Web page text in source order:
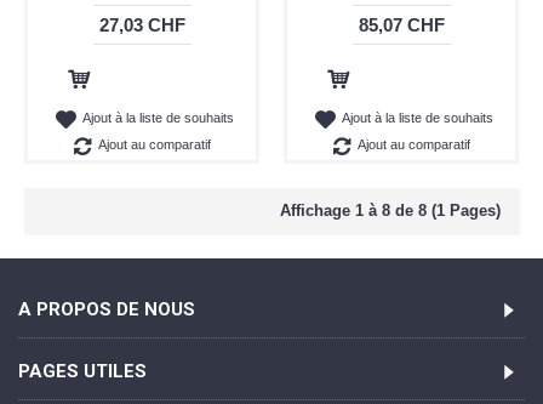
27,03 CHF
Ajout à la liste de souhaits
Ajout au comparatif
85,07 CHF
Ajout à la liste de souhaits
Ajout au comparatif
Affichage 1 à 8 de 8 (1 Pages)
A PROPOS DE NOUS
PAGES UTILES